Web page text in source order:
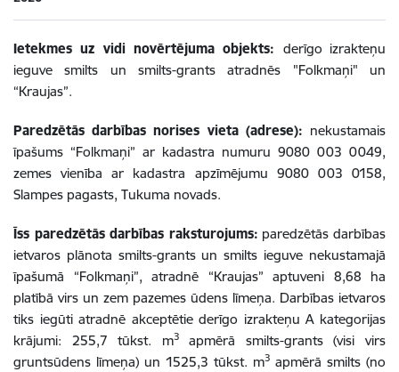
Ietekmes uz vidi novērtējuma objekts: derīgo izrakteņu
ieguve smilts un smilts-grants atradnēs "Folkmaņi" un
“Kraujas”.
Paredzētās darbības norises vieta (adrese): nekustamais
īpašums “Folkmaņi” ar kadastra numuru 9080 003 0049,
zemes vienība ar kadastra apzīmējumu 9080 003 0158,
Slampes pagasts, Tukuma novads.
Īss paredzētās darbības raksturojums: paredzētās darbības
ietvaros plānota smilts-grants un smilts ieguve nekustamajā
īpašumā “Folkmaņi”, atradnē “Kraujas” aptuveni 8,68 ha
platībā virs un zem pazemes ūdens līmeņa. Darbības ietvaros
tiks iegūti atradnē akceptētie derīgo izrakteņu A kategorijas
krājumi: 255,7 tūkst. m3apmērā smilts-grants (visi virs
gruntsūdens līmeņa) un 1525,3 tūkst. m3 apmērā smilts (no